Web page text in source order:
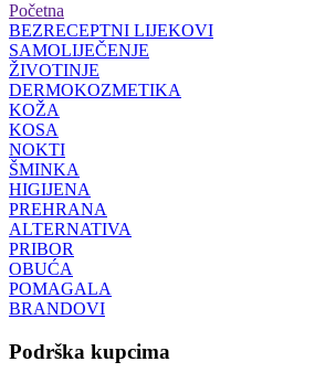
Početna
BEZRECEPTNI LIJEKOVI
SAMOLIJEČENJE
ŽIVOTINJE
DERMOKOZMETIKA
KOŽA
KOSA
NOKTI
ŠMINKA
HIGIJENA
PREHRANA
ALTERNATIVA
PRIBOR
OBUĆA
POMAGALA
BRANDOVI
Podrška kupcima